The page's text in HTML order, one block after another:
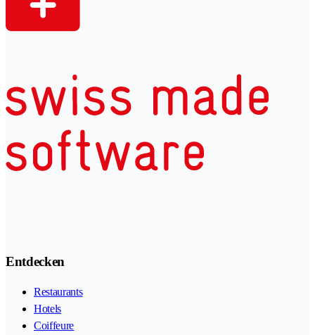
Entdecken
Restaurants
Hotels
Coiffeure